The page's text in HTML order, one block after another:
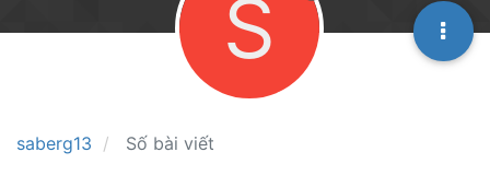
saberg13 Số bài viết
S